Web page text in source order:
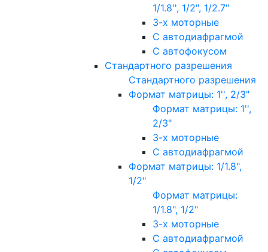
1/1.8'', 1/2", 1/2.7"
3-х моторные
С автодиафрагмой
С автофокусом
Стандартного разрешения
Стандартного разрешения
Формат матрицы: 1'', 2/3"
Формат матрицы: 1'',
2/3"
3-х моторные
С автодиафрагмой
Формат матрицы: 1/1.8",
1/2"
Формат матрицы:
1/1.8", 1/2"
3-х моторные
С автодиафрагмой